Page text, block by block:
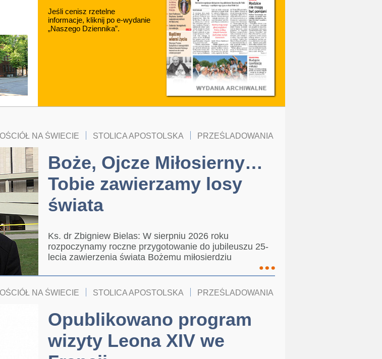
Jeśli cenisz rzetelne
informacje, kliknij po e-wydanie
„Naszego Dziennika”.
PRZEŚLADOWANIA
STOLICA APOSTOLSKA
NA ŚWIECIE
Boże, Ojcze Miłosierny…
Tobie zawierzamy losy
świata
Ks. dr Zbigniew Bielas: W sierpniu 2026 roku
rozpoczynamy roczne przygotowanie do jubileuszu 25-
lecia zawierzenia świata Bożemu miłosierdziu
PRZEŚLADOWANIA
STOLICA APOSTOLSKA
NA ŚWIECIE
Opublikowano program
wizyty Leona XIV we